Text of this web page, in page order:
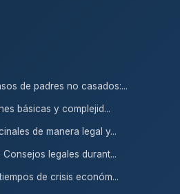
de padres no casados:...
básicas y complejid...
de manera legal y...
legales durant...
de crisis económ...